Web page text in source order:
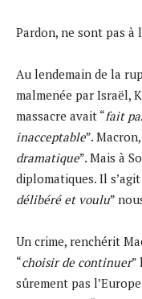
Pardon, ne sont pas à
Au lendemain de la
malmenée par Israël,
massacre avait “fait
inacceptable”.
dramatique”. Mais à
diplomatiques. Il s’agit
délibéré et voulu”
Un crime, renchérit
“choisir de continuer”
sûrement pas